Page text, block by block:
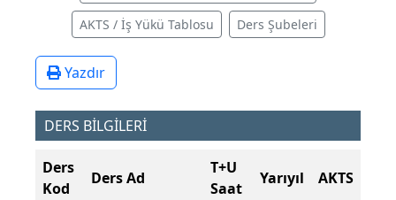
AKTS / İş Yükü Tablosu Ders Şubeleri
Yazdır
DERS BİLGİLERİ
Ders
Kod
Ders Ad
T+U
Saat
Yarıyıl AKTS